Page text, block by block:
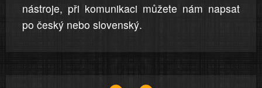
nástroje, při komunikaci můžete nám napsat
po český nebo slovenský.